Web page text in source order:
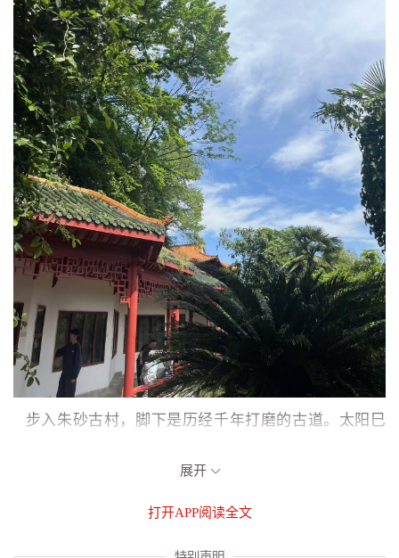
步入朱砂古村，脚下是历经千年打磨的古道。太阳巳
清晰看见青石板上的光泽，如刻满了岁月的痕迹一般。
前展现，我们每走一步，都是踏在历史的脉胳上，心中
展开
打开APP阅读全文